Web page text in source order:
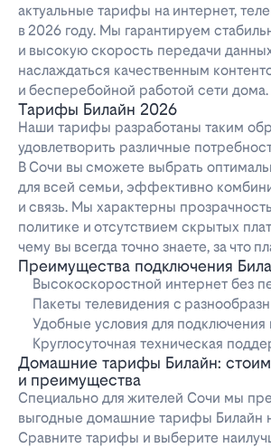
актуальные тарифы на интернет,
в 2026 году. Мы гарантируем
и высокую скорость передачи
наслаждаться качественным
и бесперебойной работой сети дома.
Тарифы Билайн 2026
Наши тарифы разработаны таким
удовлетворить различные
В Сочи вы сможете выбрать
для всей семьи, эффективно
и связь. Мы характерны
политике и отсутствием скрытых
чему вы всегда точно знаете, за что
Преимущества подключения
Высокоскоростной интернет без
Пакеты телевидения с
Удобные условия для подключения
Круглосуточная техническая
Домашние тарифы Билайн:
и преимущества
Специально для жителей Сочи мы
выгодные домашние тарифы Билайн
Сравните тарифы и выберите